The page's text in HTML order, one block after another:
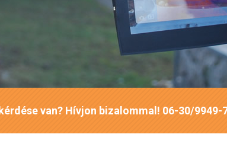
van? Hívjon bizalommal! 06-30/9949-